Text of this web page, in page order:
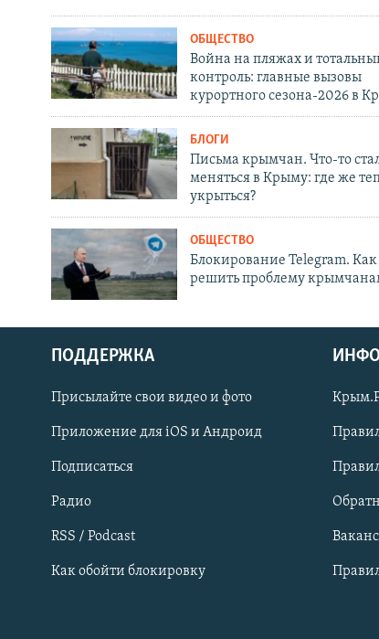
Українською
Qırımtatar
ПРИСОЕДИНЯЙТЕСЬ!
ОБЩЕСТВО
Война на пляжах и
контроль: главные вызовы
курортного сезона-2026 в
БЛОГИ
Письма крымчан. Что-то
меняться в Крыму: где же
укрыться?
ОБЩЕСТВО
Блокирование Telegram. Как
решить проблему
ПОДДЕРЖКА
Присылайте свои видео и фото
Приложение для iOS и Андроид
Подписаться
Радио
RSS / Podcast
Как обойти блокировку